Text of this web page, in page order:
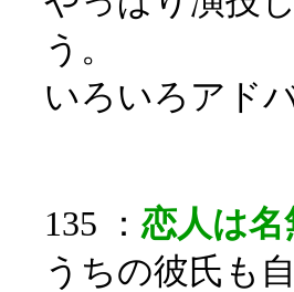
う。
いろいろアド
135 ： 恋人は
うちの彼氏も